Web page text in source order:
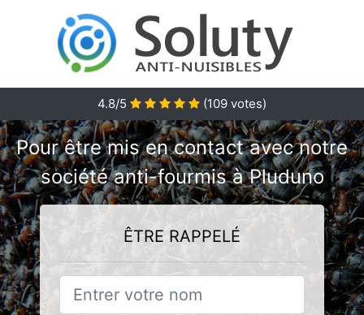
4.8/5 (109 votes)
Pour être mis en contact avec notre
société anti-fourmis à Pluduno
ÊTRE RAPPELÉ